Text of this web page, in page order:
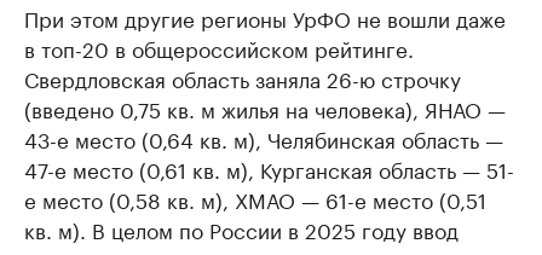
При этом другие регионы УрФО не вошли даже
в топ-20 в общероссийском рейтинге.
Свердловская область заняла 26-ю строчку
(введено 0,75 кв. м жилья на человека), ЯНАО —
43-е место (0,64 кв. м), Челябинская область —
47-е место (0,61 кв. м), Курганская область — 51-
е место (0,58 кв. м), ХМАО — 61-е место (0,51
кв. м). В целом по России в 2025 году ввод